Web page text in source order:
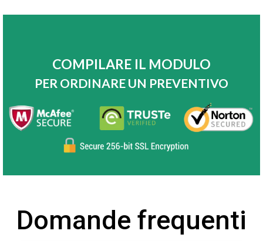
COMPILARE IL MODULO
PER ORDINARE UN PREVENTIVO
Domande frequenti